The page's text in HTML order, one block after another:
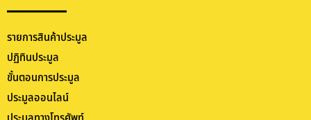
รายการสินค้าประมูล
ปฏิทินประมูล
ขั้นตอนการประมูล
ประมูลออนไลน์